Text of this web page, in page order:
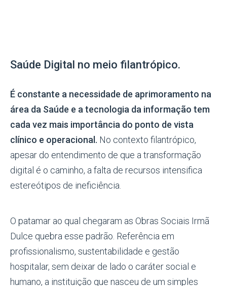
Saúde Digital no meio filantrópico.
É constante a necessidade de aprimoramento na
área da Saúde e a tecnologia da informação tem
cada vez mais importância do ponto de vista
clínico e operacional. No contexto filantrópico,
apesar do entendimento de que a transformação
digital é o caminho, a falta de recursos intensifica
estereótipos de ineficiência.
O patamar ao qual chegaram as Obras Sociais Irmã
Dulce quebra esse padrão. Referência em
profissionalismo, sustentabilidade e gestão
hospitalar, sem deixar de lado o caráter social e
humano, a instituição que nasceu de um simples